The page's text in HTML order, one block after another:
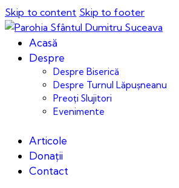
Skip to content Skip to footer
Acasă
Despre
Despre Biserică
Despre Turnul Lăpușneanu
Preoți Slujitori
Evenimente
Articole
Donații
Contact